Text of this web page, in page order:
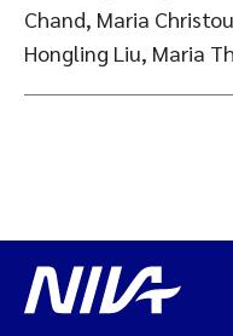
Chand, Maria
Hongling Liu, Maria